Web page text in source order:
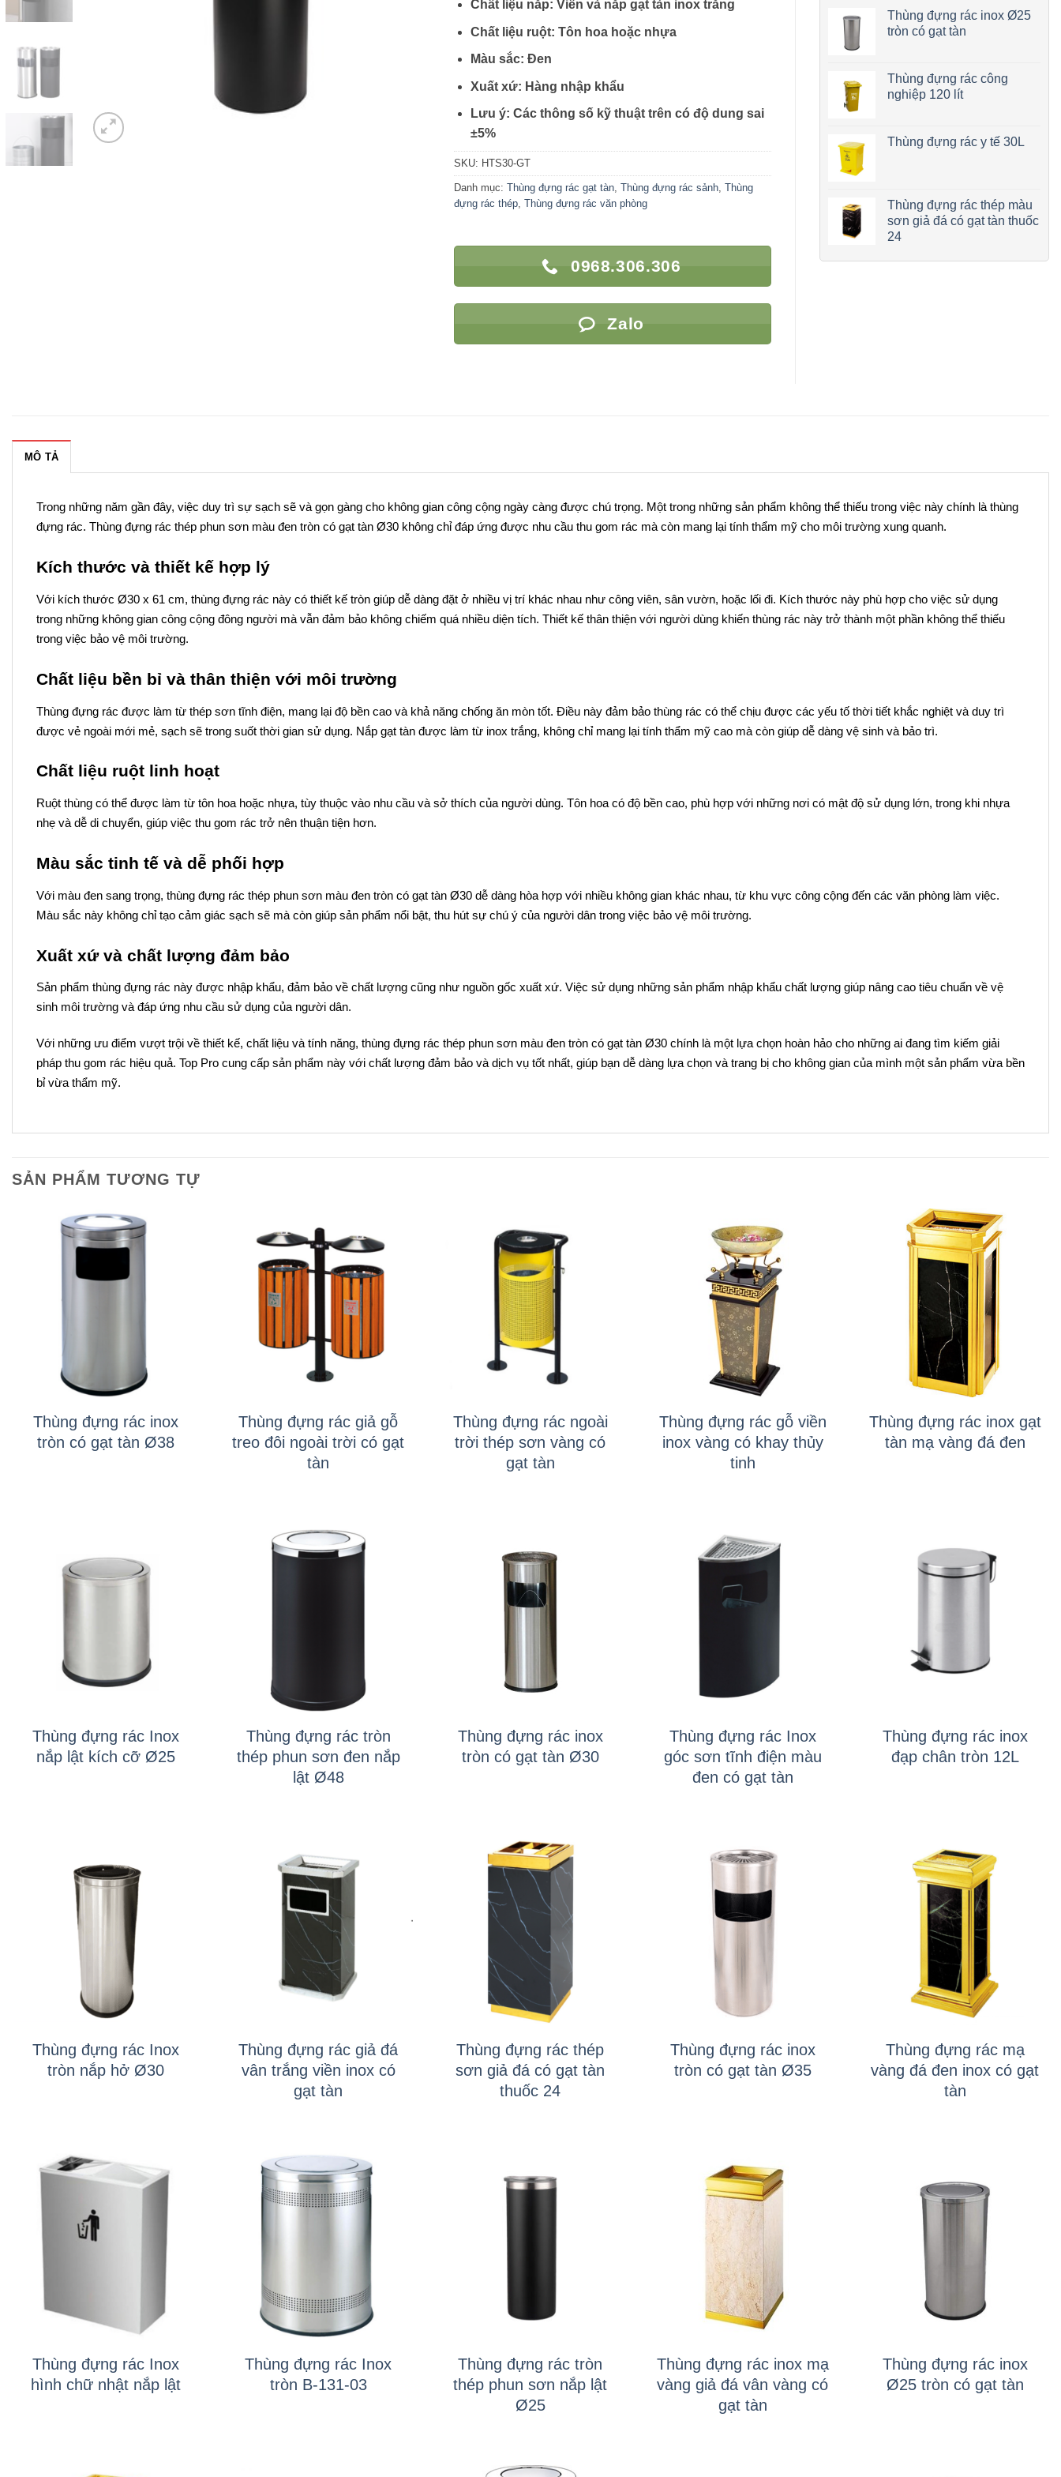
Chất liệu nắp: Viền và nắp gạt tàn inox trắng
Chất liệu ruột: Tôn hoa hoặc nhựa
Màu sắc: Đen
Xuất xứ: Hàng nhập khẩu
Lưu ý: Các thông số kỹ thuật trên có độ dung sai
±5%
SKU: HTS30-GT
Danh mục: Thùng đựng rác gạt tàn Thùng đựng rác sảnh Thùng
đựng rác thép Thùng đựng rác văn phòng
0968.306.306
Zalo
Thùng đựng rác inox Ø25
tròn có gạt tàn
Thùng đựng rác công
nghiệp 120 lít
Thùng đựng rác y tế 30L
Thùng đựng rác thép màu
sơn giả đá có gạt tàn thuốc
24
MÔ TẢ
Trong những năm gần đây, việc duy trì sự sạch sẽ và gọn gàng cho không gian công cộng ngày càng được chú trọng. Một trong những sản phẩm không thể thiếu trong việc này chính là thùng
đựng rác. Thùng đựng rác thép phun sơn màu đen tròn có gạt tàn Ø30 không chỉ đáp ứng được nhu cầu thu gom rác mà còn mang lại tính thẩm mỹ cho môi trường xung quanh.
Kích thước và thiết kế hợp lý
Với kích thước Ø30 x 61 cm, thùng đựng rác này có thiết kế tròn giúp dễ dàng đặt ở nhiều vị trí khác nhau như công viên, sân vườn, hoặc lối đi. Kích thước này phù hợp cho việc sử dụng
trong những không gian công cộng đông người mà vẫn đảm bảo không chiếm quá nhiều diện tích. Thiết kế thân thiện với người dùng khiến thùng rác này trở thành một phần không thể thiếu
trong việc bảo vệ môi trường.
Chất liệu bền bỉ và thân thiện với môi trường
Thùng đựng rác được làm từ thép sơn tĩnh điện, mang lại độ bền cao và khả năng chống ăn mòn tốt. Điều này đảm bảo thùng rác có thể chịu được các yếu tố thời tiết khắc nghiệt và duy trì
được vẻ ngoài mới mẻ, sạch sẽ trong suốt thời gian sử dụng. Nắp gạt tàn được làm từ inox trắng, không chỉ mang lại tính thẩm mỹ cao mà còn giúp dễ dàng vệ sinh và bảo trì.
Chất liệu ruột linh hoạt
Ruột thùng có thể được làm từ tôn hoa hoặc nhựa, tùy thuộc vào nhu cầu và sở thích của người dùng. Tôn hoa có độ bền cao, phù hợp với những nơi có mật độ sử dụng lớn, trong khi nhựa
nhẹ và dễ di chuyển, giúp việc thu gom rác trở nên thuận tiện hơn.
Màu sắc tinh tế và dễ phối hợp
Với màu đen sang trọng, thùng đựng rác thép phun sơn màu đen tròn có gạt tàn Ø30 dễ dàng hòa hợp với nhiều không gian khác nhau, từ khu vực công cộng đến các văn phòng làm việc.
Màu sắc này không chỉ tạo cảm giác sạch sẽ mà còn giúp sản phẩm nổi bật, thu hút sự chú ý của người dân trong việc bảo vệ môi trường.
Xuất xứ và chất lượng đảm bảo
Sản phẩm thùng đựng rác này được nhập khẩu, đảm bảo về chất lượng cũng như nguồn gốc xuất xứ. Việc sử dụng những sản phẩm nhập khẩu chất lượng giúp nâng cao tiêu chuẩn về vệ
sinh môi trường và đáp ứng nhu cầu sử dụng của người dân.
Với những ưu điểm vượt trội về thiết kế, chất liệu và tính năng, thùng đựng rác thép phun sơn màu đen tròn có gạt tàn Ø30 chính là một lựa chọn hoàn hảo cho những ai đang tìm kiếm giải
pháp thu gom rác hiệu quả. Top Pro cung cấp sản phẩm này với chất lượng đảm bảo và dịch vụ tốt nhất, giúp bạn dễ dàng lựa chọn và trang bị cho không gian của mình một sản phẩm vừa bền
bỉ vừa thẩm mỹ.
SẢN PHẨM TƯƠNG TỰ
Thùng đựng rác inox
tròn có gạt tàn Ø38
Thùng đựng rác giả gỗ
treo đôi ngoài trời có gạt
tàn
Thùng đựng rác ngoài
trời thép sơn vàng có
gạt tàn
Thùng đựng rác gỗ viền
inox vàng có khay thủy
tinh
Thùng đựng rác inox gạt
tàn mạ vàng đá đen
Thùng đựng rác Inox
nắp lật kích cỡ Ø25
Thùng đựng rác tròn
thép phun sơn đen nắp
lật Ø48
Thùng đựng rác inox
tròn có gạt tàn Ø30
Thùng đựng rác Inox
góc sơn tĩnh điện màu
đen có gạt tàn
Thùng đựng rác inox
đạp chân tròn 12L
Thùng đựng rác Inox
tròn nắp hở Ø30
Thùng đựng rác giả đá
vân trắng viền inox có
gạt tàn
Thùng đựng rác thép
sơn giả đá có gạt tàn
thuốc 24
Thùng đựng rác inox
tròn có gạt tàn Ø35
Thùng đựng rác mạ
vàng đá đen inox có gạt
tàn
Thùng đựng rác Inox
hình chữ nhật nắp lật
Thùng đựng rác Inox
tròn B-131-03
Thùng đựng rác tròn
thép phun sơn nắp lật
Ø25
Thùng đựng rác inox mạ
vàng giả đá vân vàng có
gạt tàn
Thùng đựng rác inox
Ø25 tròn có gạt tàn